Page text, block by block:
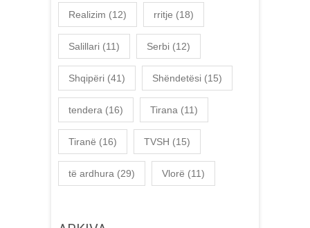
Realizim (12) rritje (18)
Salillari (11) Serbi (12)
Shqipëri (41) Shëndetësi (15)
tendera (16) Tirana (11)
Tiranë (16) TVSH (15)
të ardhura (29) Vlorë (11)